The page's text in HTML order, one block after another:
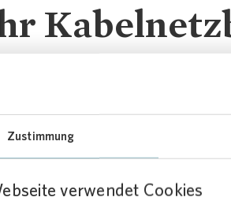
Zustimmung
verwendet Cookies
GmbH